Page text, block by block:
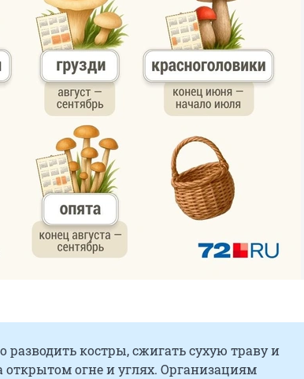
разводить костры, сжигать сухую траву и
огне и углях. Организациям